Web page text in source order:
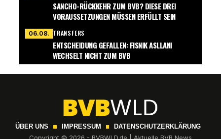
SANCHO-RÜCKKEHR ZUM BVB? DIESE DREI
VORAUSSETZUNGEN MÜSSEN ERFÜLLT SEIN
06.08. TRANSFERS
ENTSCHEIDUNG GEFALLEN: FISNIK ASLLANI
WECHSELT NICHT ZUM BVB
ÜBER UNS IMPRESSUM DATENSCHUTZERKLÄRUNG